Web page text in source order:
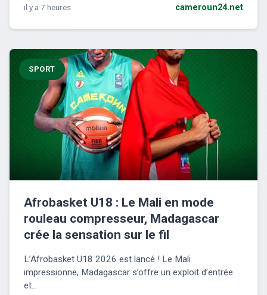
il y a 7 heures cameroun24.net
SPORT
Afrobasket U18 : Le Mali en mode
rouleau compresseur, Madagascar
crée la sensation sur le fil
L’Afrobasket U18 2026 est lancé ! Le Mali
impressionne, Madagascar s’offre un exploit d’entrée
et...